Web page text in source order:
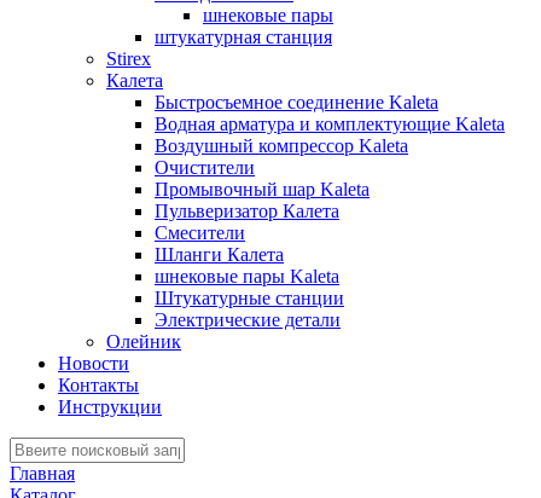
шнековые пары
штукатурная станция
Stirex
Калета
Быстросъемное соединение Kaleta
Водная арматура и комплектующие Kaleta
Воздушный компрессор Kaleta
Очистители
Промывочный шар Kaleta
Пульверизатор Калета
Смесители
Шланги Калета
шнековые пары Kaleta
Штукатурные станции
Электрические детали
Олейник
Новости
Контакты
Инструкции
Главная